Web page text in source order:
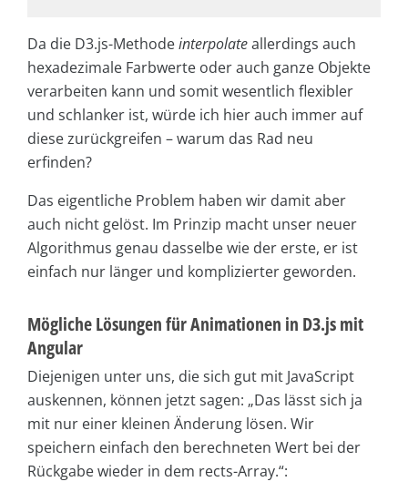
Da die D3.js-Methodeinterpolateallerdings auch
hexadezimale Farbwerte oder auch ganze Objekte
verarbeiten kann und somit wesentlich flexibler
und schlanker ist, würde ich hier auch immer auf
diese zurückgreifen – warum das Rad neu
erfinden?
Das eigentliche Problem haben wir damit aber
auch nicht gelöst. Im Prinzip macht unser neuer
Algorithmus genau dasselbe wie der erste, er ist
einfach nur länger und komplizierter geworden.
Mögliche Lösungen für Animationen in D3.js mit
Angular
Diejenigen unter uns, die sich gut mit JavaScript
auskennen, können jetzt sagen: „Das lässt sich ja
mit nur einer kleinen Änderung lösen. Wir
speichern einfach den berechneten Wert bei der
Rückgabe wieder in dem rects-Array.“: